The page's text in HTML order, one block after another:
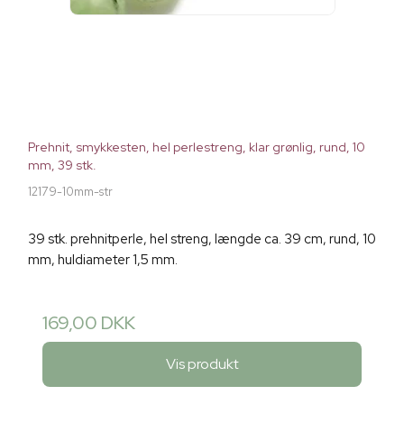
Prehnit, smykkesten, hel perlestreng, klar grønlig, rund, 10
mm, 39 stk.
12179-10mm-str
39 stk. prehnitperle, hel streng, længde ca. 39 cm, rund, 10
mm, huldiameter 1,5 mm.
169,00 DKK
Vis produkt